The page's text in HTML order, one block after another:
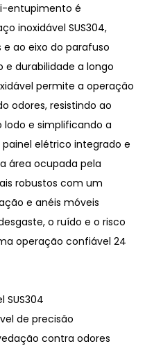
entupimento é
inoxidável SUS304,
ao eixo do parafuso
e durabilidade a longo
permite a operação
odores, resistindo ao
lodo e simplificando a
elétrico integrado e
área ocupada pela
robustos com um
e anéis móveis
o ruído e o risco
operação confiável 24
de precisão
contra odores